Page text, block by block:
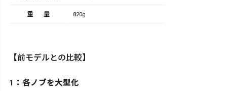
重量 820g
【前モデルとの比較】
1：各ノブを大型化